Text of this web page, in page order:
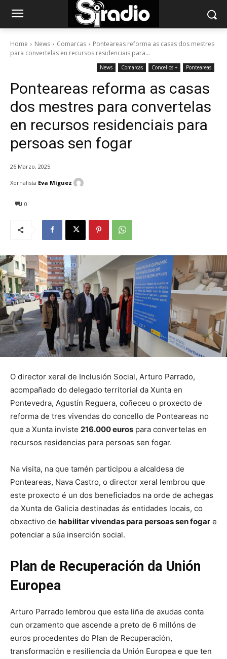
Home News Comarcas
Ponteareas reforma as casas dos mestres
para convertelas en recursos residenciais para...
News Comarcas Concellos + Ponteareas
Ponteareas reforma as casas
dos mestres para convertelas
en recursos residenciais para
persoas sen fogar
26 Marzo, 2025
0
Xornalista Eva Míguez
O director xeral de Inclusión Social, Arturo Parrado,
acompañado do delegado territorial da Xunta en
Pontevedra, Agustín Reguera, coñeceu o proxecto de
reforma de tres vivendas do concello de Ponteareas no
que a Xunta inviste 216.000 euros para convertelas en
recursos residencias para persoas sen fogar.
Na visita, na que tamén participou a alcaldesa de
Ponteareas, Nava Castro, o director xeral lembrou que
este proxecto é un dos beneficiados na orde de achegas
da Xunta de Galicia destinadas ás entidades locais, co
obxectivo de habilitar vivendas para persoas sen fogar e
potenciar a súa inserción social.
Plan de Recuperación da Unión
Europea
Arturo Parrado lembrou que esta liña de axudas conta
cun orzamento que ascende a preto de 6 millóns de
euros procedentes do Plan de Recuperación,
transformación e resiliencia da Unión Europea e que ten